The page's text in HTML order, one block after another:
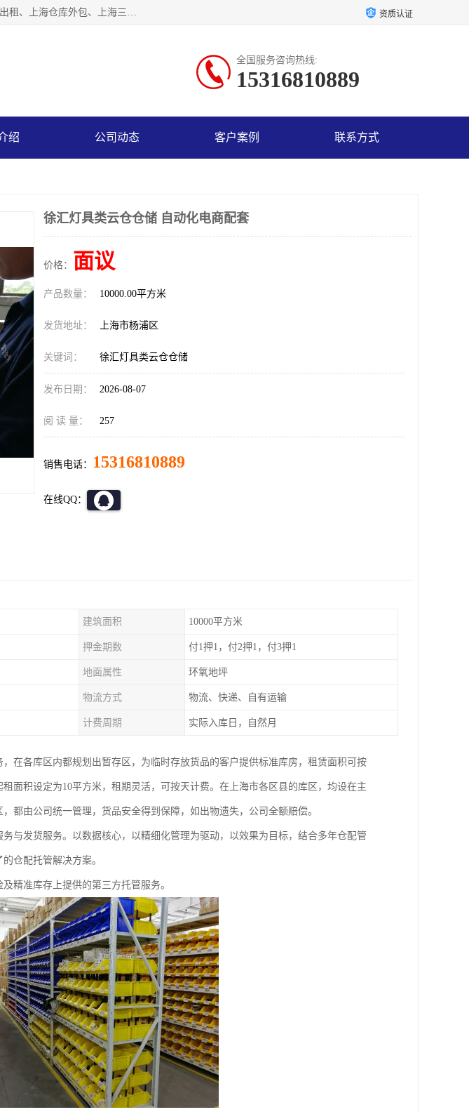
上海星力仓储服务有限公司从事：上海仓储服务、上海仓储库房、上海仓库代运营、上海仓库对外出租、上海仓库外包、上海三方仓储、上海电商仓储代发、上海电商代发货仓库、上海托管仓库、上海仓储配送。上海星力仓储服务有限公司现在拥有100个分仓、10万余平方的标准库房，精炼员工几百名，与几千家客户合作，公司已跻身上海仓储行业前列。欢迎来电咨询！ 资质认证
全国服务咨询热线:
15316810889
绍 公司动态 客户案例 联系方式
徐汇灯具类云仓仓储 自动化电商配套
价格： 面议
产品数量： 10000.00平方米
发货地址： 上海市杨浦区
关键词： 徐汇灯具类云仓仓储
发布日期： 2026-08-07
阅 读 量： 257
销售电话： 15316810889
在线QQ：
建筑面积 10000平方米
押金期数 付1押1，付2押1，付3押1
地面属性 环氧地坪
物流方式 物流、快递、自有运输
计费周期 实际入库日，自然月
在各库区内都规划出暂存区，为临时存放货品的客户提供标准库房，租赁面积可按
面积设定为10平方米，租期灵活，可按天计费。在上海市各区县的库区，均设在主
都由公司统一管理，货品安全得到保障，如出物遗失，公司全额赔偿。
与发货服务。以数据核心，以精细化管理为驱动，以效果为目标，结合多年仓配管
仓配托管解决方案。
精准库存上提供的第三方托管服务。